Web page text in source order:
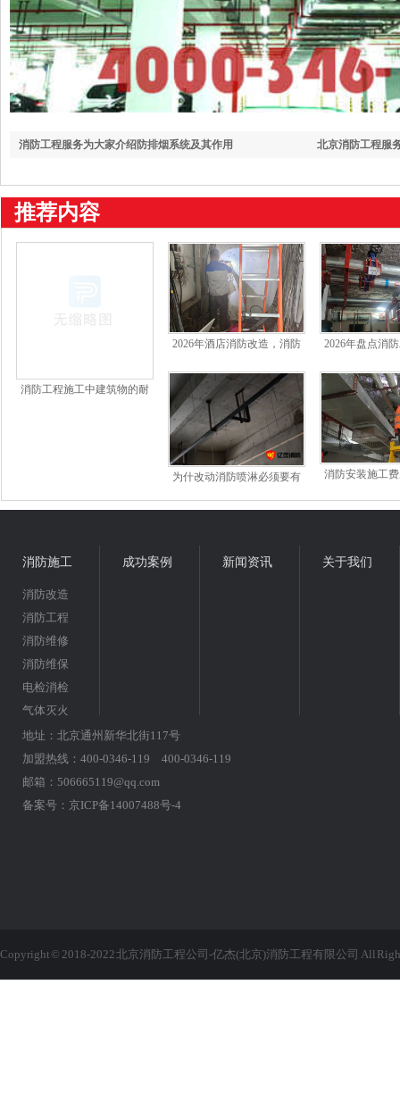
北京消防工程服
消防工程服务为大家介绍防排烟系统及其作用
推荐内容
消防工程施工中建筑物的耐
2026年酒店消防改造，消防
2026年盘点消
为什改动消防喷淋必须要有
消防安装施工
消防施工
消防改造
消防工程
消防维修
消防维保
电检消检
气体灭火
成功案例 新闻资讯 关于我们
地址：北京通州新华北街117号
加盟热线：400-0346-119 400-0346-119
邮箱：506665119@qq.com
备案号： 京ICP备14007488号-4
Copyright © 2018-2022 北京消防工程公司-亿杰(北京)消防工程有限公司 All